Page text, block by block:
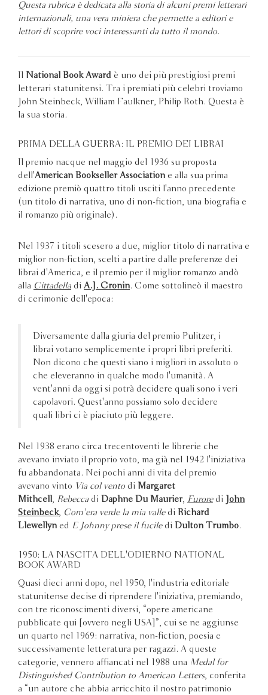
Questa rubrica è dedicata alla storia di alcuni premi letterari
internazionali, una vera miniera che permette a editori e
lettori di scoprire voci interessanti da tutto il mondo.
National Book Award è uno dei più prestigiosi premi
letterari statunitensi. Tra i premiati più celebri troviamo
John Steinbeck, William Faulkner, Philip Roth. Questa è
la sua storia.
PRIMA DELLA GUERRA: IL PREMIO DEI LIBRAI
Il premio nacque nel maggio del 1936 su proposta
dell'American Bookseller Association e alla sua prima
edizione premiò quattro titoli usciti l'anno precedente
(un titolo di narrativa, uno di non-fiction, una biografia e
il romanzo più originale).
Nel 1937 i titoli scesero a due, miglior titolo di narrativa e
miglior non-fiction, scelti a partire dalle preferenze dei
librai d'America, e il premio per il miglior romanzo andò
alla Cittadella di A.J. Cronin. Come sottolineò il maestro
di cerimonie dell'epoca:
Diversamente dalla giuria del premio Pulitzer, i
librai votano semplicemente i propri libri preferiti.
Non dicono che questi siano i migliori in assoluto o
che eleveranno in qualche modo l'umanità. A
vent'anni da oggi si potrà decidere quali sono i veri
capolavori. Quest'anno possiamo solo decidere
quali libri ci è piaciuto più leggere.
Nel 1938 erano circa trecentoventi le librerie che
avevano inviato il proprio voto, ma già nel 1942 l'iniziativa
fu abbandonata. Nei pochi anni di vita del premio
avevano vinto Via col vento di Margaret
Mithcell
Rebecca di Daphne Du Maurier, Furoredi
John
Steinbeck, Com'era verde la mia valledi Richard
Llewellyn ed E Johnny prese il fuciledi Dulton Trumbo.
1950: LA NASCITA DELL'ODIERNO NATIONAL
BOOK AWARD
Quasi dieci anni dopo, nel 1950, l'industria editoriale
statunitense decise di riprendere l'iniziativa, premiando,
con tre riconoscimenti diversi, “opere americane
pubblicate qui [ovvero negli USA]”, cui se ne aggiunse
un quarto nel 1969: narrativa, non-fiction, poesia e
successivamente letteratura per ragazzi. A queste
categorie, vennero affiancati nel 1988 una Medal for
Distinguished Contribution to American Letters, conferita
a “un autore che abbia arricchito il nostro patrimonio